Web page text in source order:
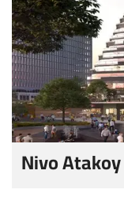
Nivo Atakoy